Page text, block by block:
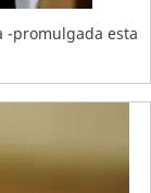
-promulgada esta